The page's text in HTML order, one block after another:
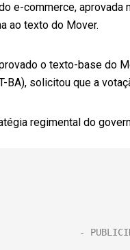
e-commerce,
ao texto do Mover.
o texto-base do
BA), solicitou que a
regimental do